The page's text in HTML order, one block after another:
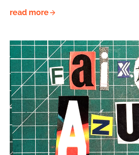
read more